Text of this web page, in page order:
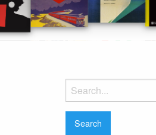
Search
for: